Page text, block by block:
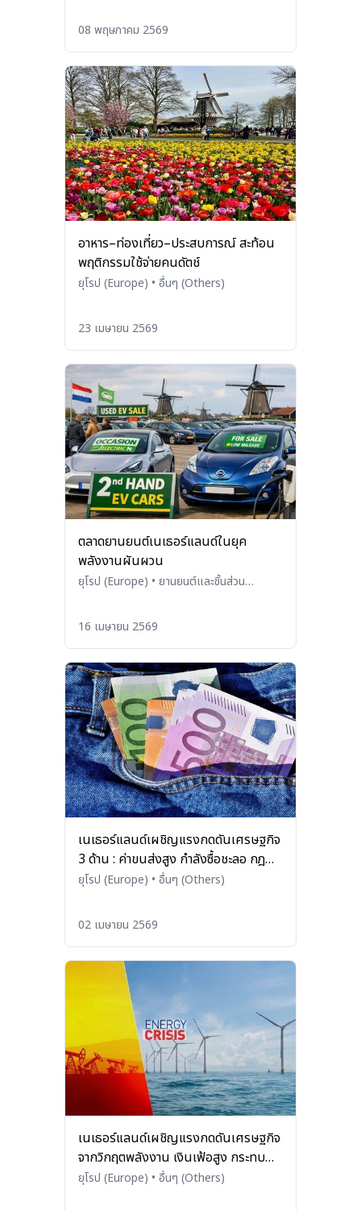
08 พฤษภาคม 2569
อาหาร–ท่องเที่ยว–ประสบการณ์ สะท้อน
พฤติกรรมใช้จ่ายคนดัตช์
ยุโรป (Europe) • อื่นๆ (Others)
23 เมษายน 2569
ตลาดยานยนต์เนเธอร์แลนด์ในยุค
พลังงานผันผวน
ยุโรป (Europe) • ยานยนต์และชิ้นส่วน
16 เมษายน 2569
เนเธอร์แลนด์เผชิญแรงกดดันเศรษฐกิจ
3 ด้าน : ค่าขนส่งสูง กำลังซื้อชะลอ กฎ
ระเบียบเข้มงวด
ยุโรป (Europe) • อื่นๆ (Others)
02 เมษายน 2569
เนเธอร์แลนด์เผชิญแรงกดดันเศรษฐกิจ
จากวิกฤตพลังงาน เงินเฟ้อสูง กระทบ
กำลังซื้อและตลาดแรงงาน
ยุโรป (Europe) • อื่นๆ (Others)